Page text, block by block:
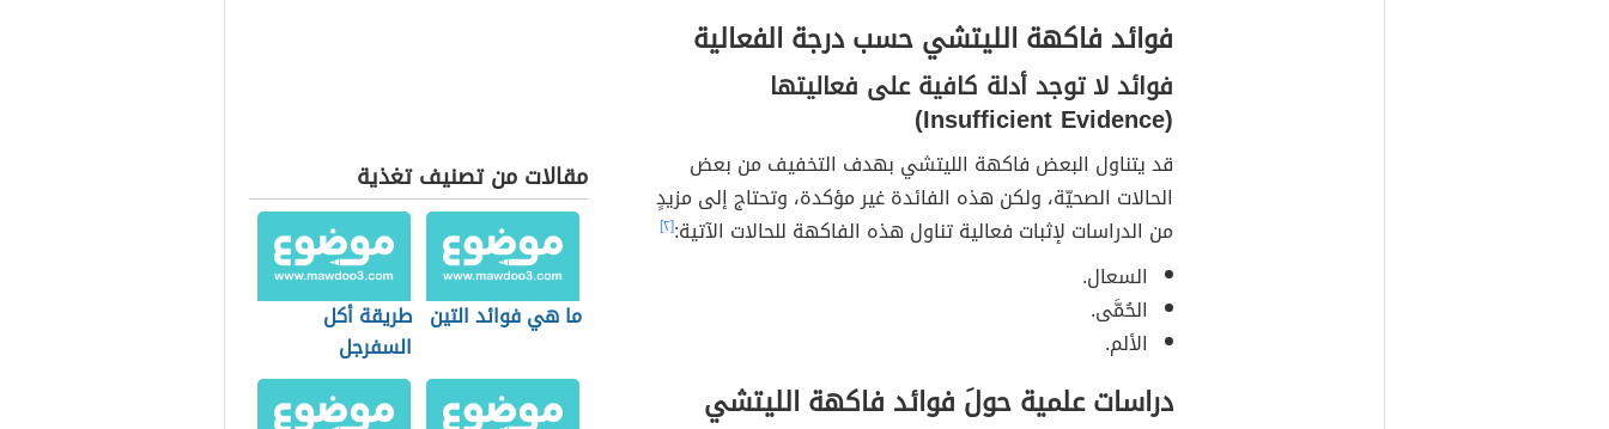
فوائد فاكهة الليتشي حسب درجة الفعالية
فوائد لا توجد أدلة كافية على فعاليتها
(Insufficient Evidence)
قد يتناول البعض فاكهة الليتشي بهدف التخفيف من بعض
الحالات الصحيّة، ولكن هذه الفائدة غير مؤكدة، وتحتاج إلى مزيدٍ
من الدراسات لإثبات فعالية تناول هذه الفاكهة للحالات الآتية:[٢]
السعال.
الحُمَّى.
الألم.
دراسات علمية حولَ فوائد فاكهة الليتشي
مقالات من تصنيف تغذية
ما هي فوائد التين طريقة أكل
السفرجل